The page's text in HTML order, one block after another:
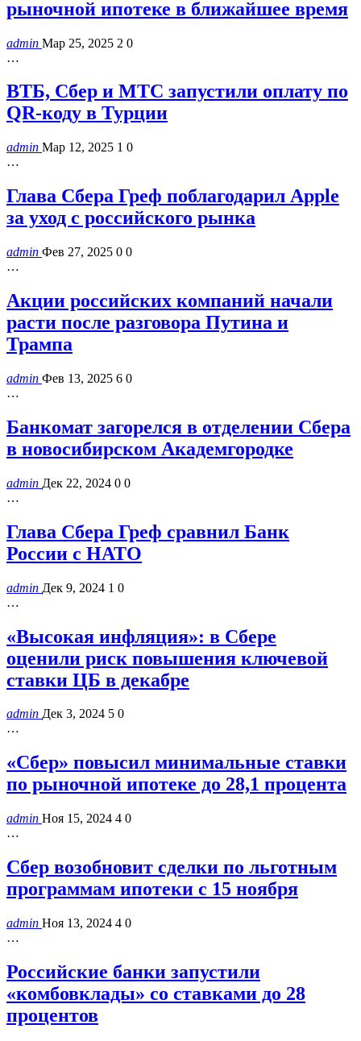
рыночной ипотеке в ближайшее время
admin Мар 25, 2025 2 0
…
ВТБ, Сбер и МТС запустили оплату по
QR-коду в Турции
admin Мар 12, 2025 1 0
…
Глава Сбера Греф поблагодарил Apple
за уход с российского рынка
admin Фев 27, 2025 0 0
…
Акции российских компаний начали
расти после разговора Путина и
Трампа
admin Фев 13, 2025 6 0
…
Банкомат загорелся в отделении Сбера
в новосибирском Академгородке
admin Дек 22, 2024 0 0
…
Глава Сбера Греф сравнил Банк
России с НАТО
admin Дек 9, 2024 1 0
…
«Высокая инфляция»: в Сбере
оценили риск повышения ключевой
ставки ЦБ в декабре
admin Дек 3, 2024 5 0
…
«Сбер» повысил минимальные ставки
по рыночной ипотеке до 28,1 процента
admin Ноя 15, 2024 4 0
…
Сбер возобновит сделки по льготным
программам ипотеки с 15 ноября
admin Ноя 13, 2024 4 0
…
Российские банки запустили
«комбовклады» со ставками до 28
процентов